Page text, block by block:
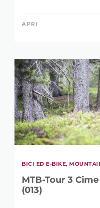
RAFFINA
RICERCA
APRI
BICI ED E-BIKE,
MTB-Tour 3
(013)